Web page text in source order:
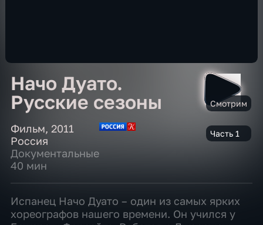
Начо Дуато.
Русские сезоны
Смотрим
Часть 1
Фильм, 2011
Россия
Документальные
40 мин
Испанец Начо Дуато – один из самых ярких
хореографов нашего времени. Он учился у